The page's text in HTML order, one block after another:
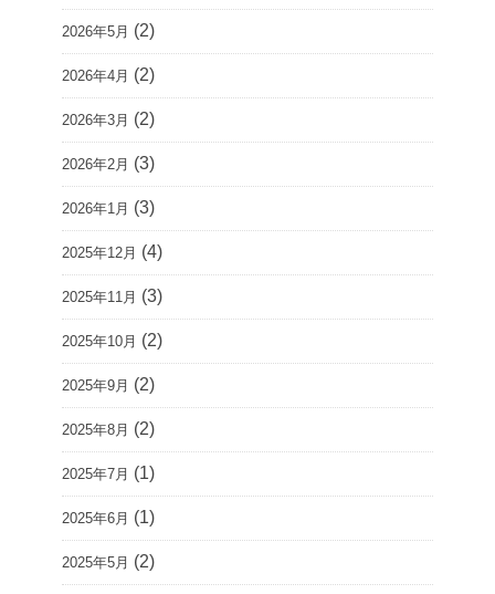
2026年5月 (2)
2026年4月 (2)
2026年3月 (2)
2026年2月 (3)
2026年1月 (3)
2025年12月 (4)
2025年11月 (3)
2025年10月 (2)
2025年9月 (2)
2025年8月 (2)
2025年7月 (1)
2025年6月 (1)
2025年5月 (2)